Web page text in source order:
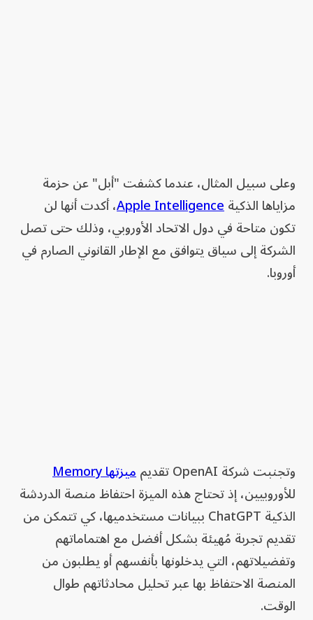
وعلى سبيل المثال، عندما كشفت "أبل" عن حزمة
مزاياها الذكيةApple Intelligence، أكدت أنها لن
تكون متاحة في دول الاتحاد الأوروبي، وذلك حتى تصل
الشركة إلى سياق يتوافق مع الإطار القانوني الصارم في
أوروبا.
وتجنبت شركة OpenAI تقديم
ميزتها Memory
للأوروبيين، إذ تحتاج هذه الميزة احتفاظ منصة الدردشة
الذكية ChatGPT ببيانات مستخدميها، كي تتمكن من
تقديم تجربة مُهيئة بشكل أفضل مع اهتماماتهم
وتفضيلاتهم، التي يدخلونها بأنفسهم أو يطلبون من
المنصة الاحتفاظ بها عبر تحليل محادثاتهم طوال
الوقت.